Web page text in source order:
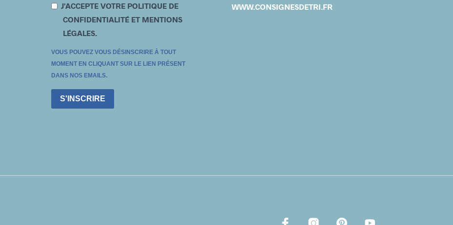
J'ACCEPTE VOTRE POLITIQUE DE
CONFIDENTIALITÉ ET MENTIONS
LÉGALES.
VOUS POUVEZ VOUS DÉSINSCRIRE À TOUT
MOMENT EN CLIQUANT SUR LE LIEN PRÉSENT
DANS NOS EMAILS.
S'INSCRIRE
WWW.CONSIGNESDETRI.FR